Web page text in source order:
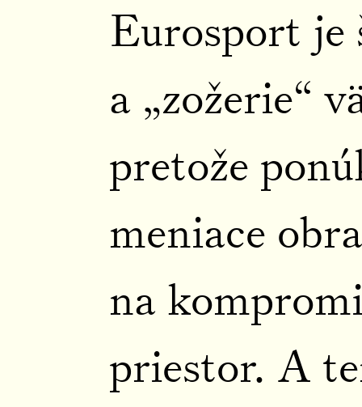
Eurosport je
a „zožerie“
pretože
meniace
na
priestor. A